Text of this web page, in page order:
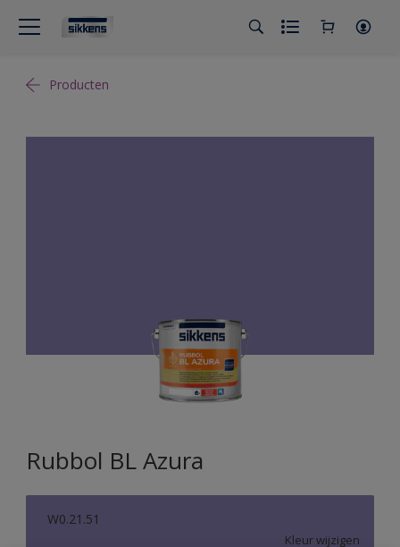
Producten
Rubbol BL Azura
W0.21.51
Kleur wijzigen